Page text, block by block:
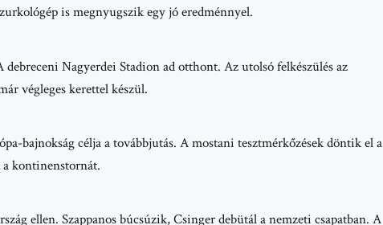
is megnyugszik egy jó eredménnyel.
Nagyerdei Stadion ad otthont. Az utolsó felkészülés az
végleges kerettel készül.
bajnokság célja a továbbjutás. A mostani tesztmérkőzések döntik el a
kontinenstornát.
ellen. Szappanos búcsúzik, Csinger debütál a nemzeti csapatban. A